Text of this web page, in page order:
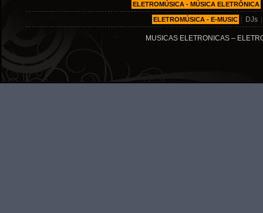
ELETROMÚSICA - MÚSICA ELETRÔNICA
ELETROMÚSICA - E-MUSIC DJs
MUSICAS ELETRONICAS –